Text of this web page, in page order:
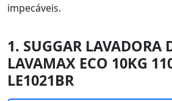
impecáveis.
1. SUGGAR LAVADORA
LAVAMAX ECO 10KG
LE1021BR